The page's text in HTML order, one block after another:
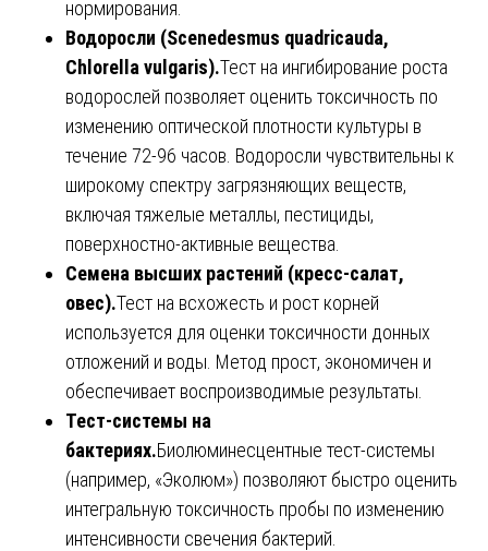
нормирования.
Водоросли (Scenedesmus quadricauda,
Chlorella vulgaris).Тест на ингибирование роста
водорослей позволяет оценить токсичность по
изменению оптической плотности культуры в
течение 72-96 часов. Водоросли чувствительны к
широкому спектру загрязняющих веществ,
включая тяжелые металлы, пестициды,
поверхностно-активные вещества.
Семена высших растений (кресс-салат,
овес).Тест на всхожесть и рост корней
используется для оценки токсичности донных
отложений и воды. Метод прост, экономичен и
обеспечивает воспроизводимые результаты.
Тест-системы на
бактериях.Биолюминесцентные тест-системы
(например, «Эколюм») позволяют быстро оценить
интегральную токсичность пробы по изменению
интенсивности свечения бактерий.